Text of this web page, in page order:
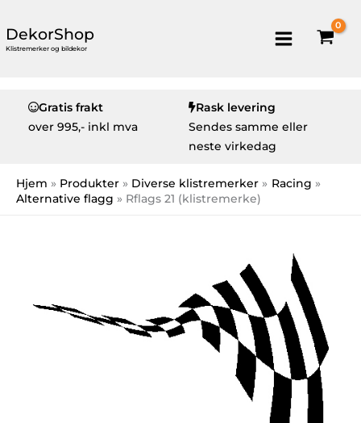
DekorShop
Klistremerker og bildekor
Gratis frakt
over 995,- inkl mva
Rask levering
Sendes samme eller
neste virkedag
Hjem Produkter Diverse klistremerker
Racing
Alternative flagg
Rflags 21 (klistremerke)